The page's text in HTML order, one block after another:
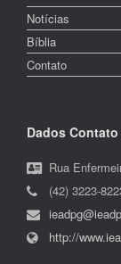
Notícias
Bíblia
Contato
Dados Contato
Rua
(42) 3223-
http://